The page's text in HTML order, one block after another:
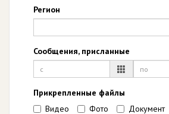
Регион
Сообщения, присланные
Прикрепленные файлы
Видео
Фото
Документ